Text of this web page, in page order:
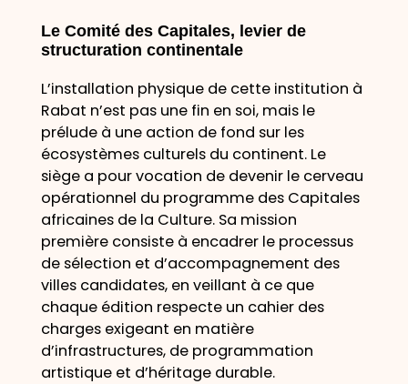
Le Comité des Capitales, levier de
structuration continentale
L’installation physique de cette institution à
Rabat n’est pas une fin en soi, mais le
prélude à une action de fond sur les
écosystèmes culturels du continent. Le
siège a pour vocation de devenir le cerveau
opérationnel du programme des Capitales
africaines de la Culture. Sa mission
première consiste à encadrer le processus
de sélection et d’accompagnement des
villes candidates, en veillant à ce que
chaque édition respecte un cahier des
charges exigeant en matière
d’infrastructures, de programmation
artistique et d’héritage durable.